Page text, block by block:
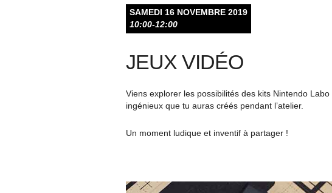
SAMEDI 16 NOVEMBRE 2019
10:00-12:00
JEUX VIDÉO
Viens explorer les possibilités des kits Nintendo
ingénieux que tu auras créés pendant l’atelier.
Un moment ludique et inventif à partager !